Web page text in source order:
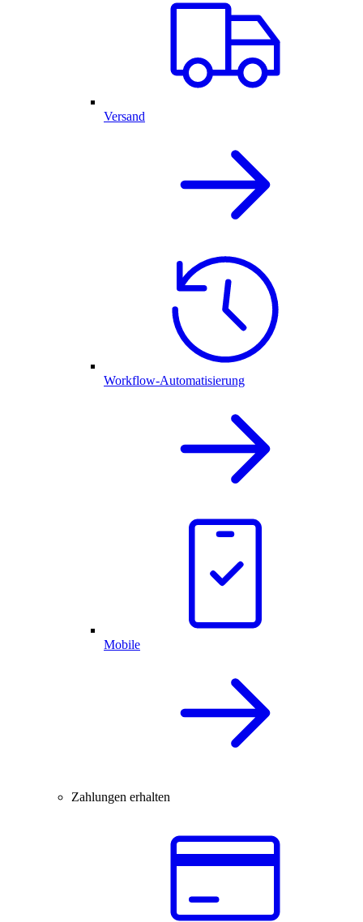
Versand
Workflow-Automatisierung
Mobile
Zahlungen erhalten